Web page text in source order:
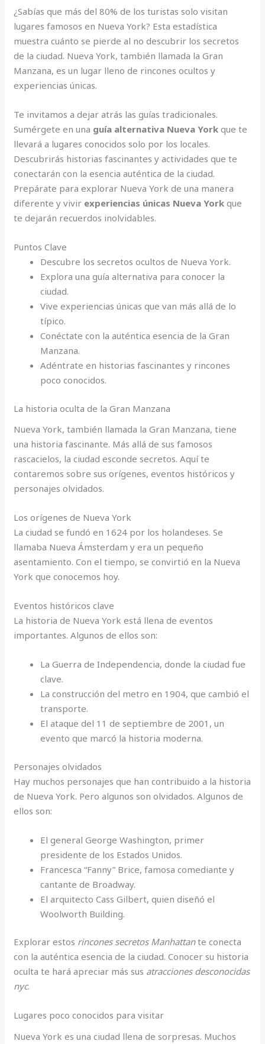
¿Sabías que más del 80% de los turistas solo visitan
lugares famosos en Nueva York? Esta estadística
muestra cuánto se pierde al no descubrir los secretos
de la ciudad. Nueva York, también llamada la Gran
Manzana, es un lugar lleno de rincones ocultos y
experiencias únicas.
Te invitamos a dejar atrás las guías tradicionales.
Sumérgete en una guía alternativa Nueva York que te
llevará a lugares conocidos solo por los locales.
Descubrirás historias fascinantes y actividades que te
conectarán con la esencia auténtica de la ciudad.
Prepárate para explorar Nueva York de una manera
diferente y vivir experiencias únicas Nueva York que
te dejarán recuerdos inolvidables.
Puntos Clave
Descubre los secretos ocultos de Nueva York.
Explora una guía alternativa para conocer la
ciudad.
Vive experiencias únicas que van más allá de lo
típico.
Conéctate con la auténtica esencia de la Gran
Manzana.
Adéntrate en historias fascinantes y rincones
poco conocidos.
La historia oculta de la Gran Manzana
Nueva York, también llamada la Gran Manzana, tiene
una historia fascinante. Más allá de sus famosos
rascacielos, la ciudad esconde secretos. Aquí te
contaremos sobre sus orígenes, eventos históricos y
personajes olvidados.
Los orígenes de Nueva York
La ciudad se fundó en 1624 por los holandeses. Se
llamaba Nueva Ámsterdam y era un pequeño
asentamiento. Con el tiempo, se convirtió en la Nueva
York que conocemos hoy.
Eventos históricos clave
La historia de Nueva York está llena de eventos
importantes. Algunos de ellos son:
La Guerra de Independencia, donde la ciudad fue
clave.
La construcción del metro en 1904, que cambió el
transporte.
El ataque del 11 de septiembre de 2001, un
evento que marcó la historia moderna.
Personajes olvidados
Hay muchos personajes que han contribuido a la historia
de Nueva York. Pero algunos son olvidados. Algunos de
ellos son:
El general George Washington, primer
presidente de los Estados Unidos.
Francesca “Fanny” Brice, famosa comediante y
cantante de Broadway.
El arquitecto Cass Gilbert, quien diseñó el
Woolworth Building.
Explorar estos rincones secretos Manhattante conecta
con la auténtica esencia de la ciudad. Conocer su historia
oculta te hará apreciar más sus atracciones desconocidas
nyc.
Lugares poco conocidos para visitar
Nueva York es una ciudad llena de sorpresas. Muchos